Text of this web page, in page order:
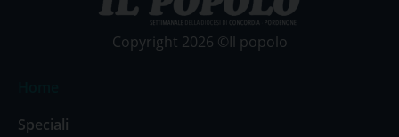
Copyright 2026 ©Il popolo
Speciali